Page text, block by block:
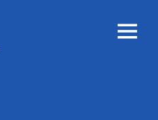
MENU